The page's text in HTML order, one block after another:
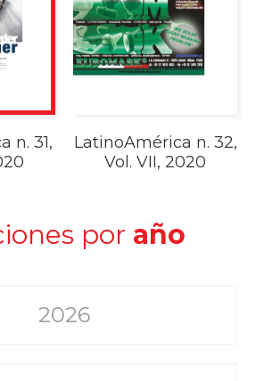
n. 31,
LatinoAmérica n. 32,
Vol. VII, 2020
por año
2026